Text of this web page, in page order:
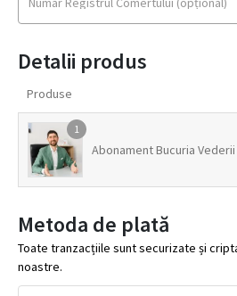
Detalii produs
Produse
1
Abonament Bucuria Vederii
Metoda de plată
Toate tranzacțiile sunt securizate și
noastre.